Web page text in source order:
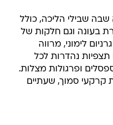
שבילי הליכה, כולל
בעונה וגם חלקות של
לימוני, מרווה
נהדרות לכל
ופרגולות מצלות.
קרקעי סמוך, שעתיים